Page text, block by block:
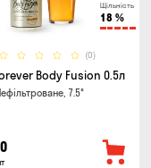
Щільність
18 %
(0)
Body Fusion 0.5л
7.5°